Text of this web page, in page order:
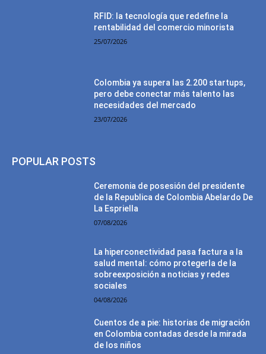
RFID: la tecnología que redefine la
rentabilidad del comercio minorista
25/07/2026
Colombia ya supera las 2.200 startups,
pero debe conectar más talento las
necesidades del mercado
23/07/2026
POPULAR POSTS
Ceremonia de posesión del presidente
de la Republica de Colombia Abelardo De
La Espriella
07/08/2026
La hiperconectividad pasa factura a la
salud mental: cómo protegerla de la
sobreexposición a noticias y redes
sociales
04/08/2026
Cuentos de a pie: historias de migración
en Colombia contadas desde la mirada
de los niños